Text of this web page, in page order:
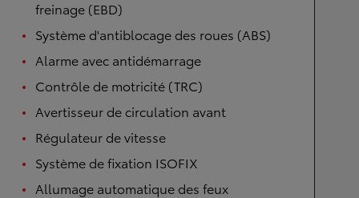
freinage (EBD)
Système d'antiblocage des roues (ABS)
Alarme avec antidémarrage
Contrôle de motricité (TRC)
Avertisseur de circulation avant
Régulateur de vitesse
Système de fixation ISOFIX
Allumage automatique des feux